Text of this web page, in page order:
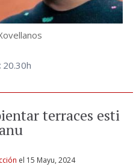
20.30h
terraces esti
el 15 Mayu, 2024